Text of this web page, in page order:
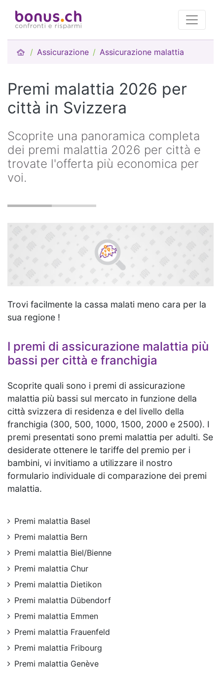
Assicurazione Assicurazione malattia
Premi malattia 2026 per
città in Svizzera
Scoprite una panoramica completa
dei premi malattia 2026 per città e
trovate l'offerta più economica per
voi.
Trovi facilmente la cassa malati meno cara per la
sua regione !
I premi di assicurazione malattia più
bassi per città e franchigia
Scoprite quali sono i premi di assicurazione
malattia più bassi sul mercato in funzione della
città svizzera di residenza e del livello della
franchigia (300, 500, 1000, 1500, 2000 e 2500). I
premi presentati sono premi malattia per adulti. Se
desiderate ottenere le tariffe del premio per i
bambini, vi invitiamo a utilizzare il nostro
formulario individuale di comparazione dei premi
malattia.
Premi malattia Basel
Premi malattia Bern
Premi malattia Biel/Bienne
Premi malattia Chur
Premi malattia Dietikon
Premi malattia Dübendorf
Premi malattia Emmen
Premi malattia Frauenfeld
Premi malattia Fribourg
Premi malattia Genève